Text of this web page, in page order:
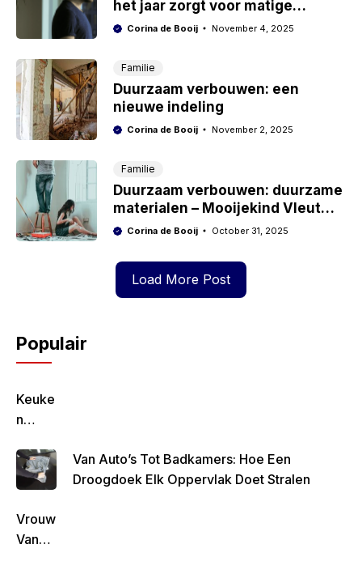
het jaar zorgt voor matige
prijsstijging
Corina de Booij November 4, 2025
Familie
Duurzaam verbouwen: een
nieuwe indeling
Corina de Booij November 2, 2025
Familie
Duurzaam verbouwen: duurzame
materialen – Mooijekind Vleut
Makelaars & Taxateurs
Corina de Booij October 31, 2025
Load More Post
Populair
Keuke
N
–
Gezon
Lekke
R &
Van Auto’s Tot Badkamers: Hoe Een
Droogdoek Elk Oppervlak Doet Stralen
Vrouw
Van